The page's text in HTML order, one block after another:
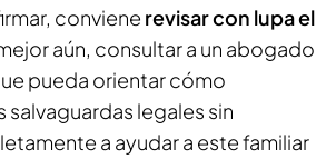
conviene revisar con lupa el
aún, consultar a un abogado
pueda orientar cómo
legales sin
a ayudar a este familiar